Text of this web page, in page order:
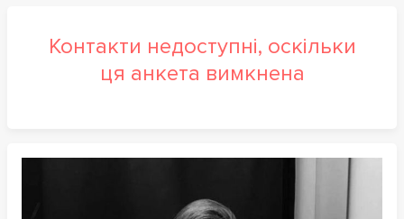
Контакти недоступні, оскільки
ця анкета вимкнена